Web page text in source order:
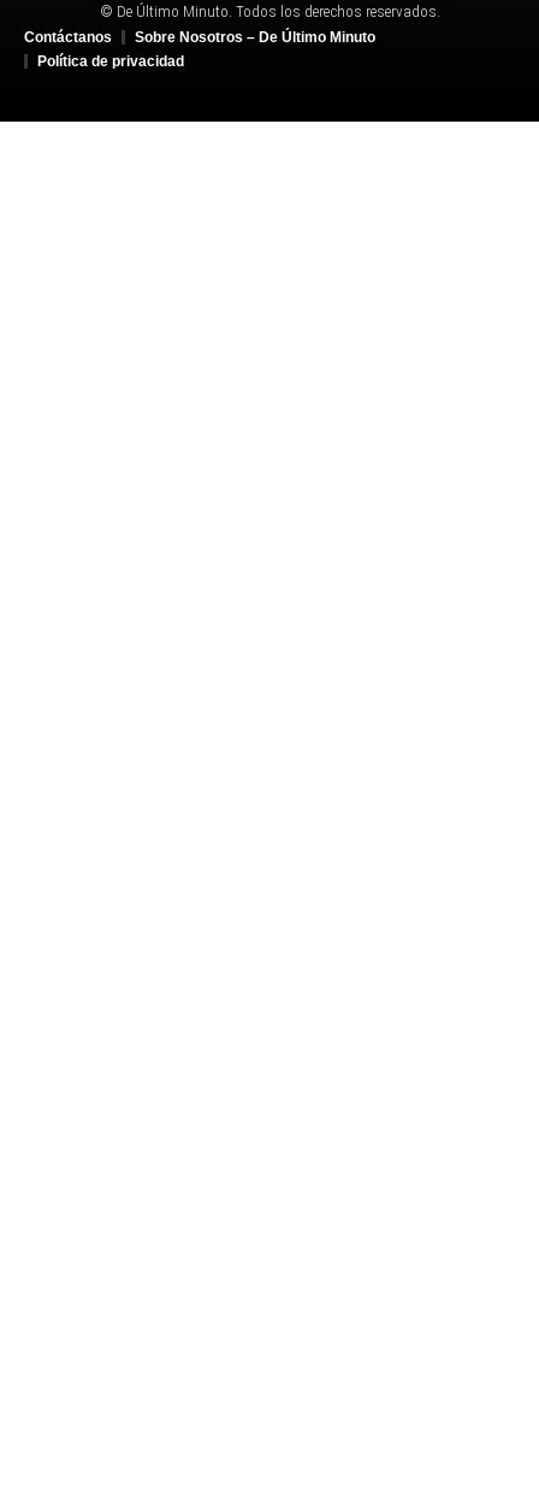
© De Último Minuto. Todos los derechos reservados.
Contáctanos
Sobre Nosotros – De Último Minuto
Política de privacidad